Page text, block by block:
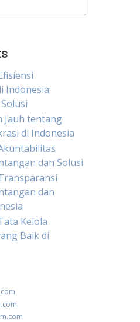
Indonesia:
Jauh tentang
di Indonesia
dan Solusi
dan
Kelola
Baik di